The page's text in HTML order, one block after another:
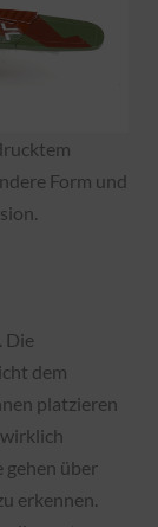
Form und
Die
dem
platzieren
gehen über
erkennen.